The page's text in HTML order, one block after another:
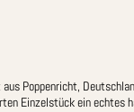
Poppenricht,
Einzelstück ein echtes